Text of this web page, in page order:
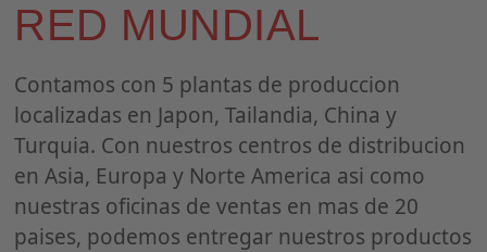
RED MUNDIAL
Contamos con 5 plantas de produccion
localizadas en Japon, Tailandia, China y
Turquia. Con nuestros centros de distribucion
en Asia, Europa y Norte America asi como
nuestras oficinas de ventas en mas de 20
paises, podemos entregar nuestros productos